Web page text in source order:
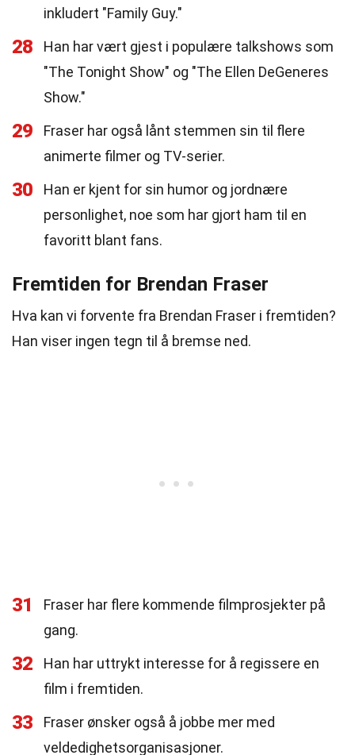
inkludert "Family Guy."
28
Han har vært gjest i populære talkshows som
"The Tonight Show" og "The Ellen DeGeneres
Show."
29
Fraser har også lånt stemmen sin til flere
animerte filmer og TV-serier.
30
Han er kjent for sin humor og jordnære
personlighet, noe som har gjort ham til en
favoritt blant fans.
Fremtiden for Brendan Fraser
Hva kan vi forvente fra Brendan Fraser i fremtiden?
Han viser ingen tegn til å bremse ned.
31
Fraser har flere kommende filmprosjekter på
gang.
32
Han har uttrykt interesse for å regissere en
film i fremtiden.
33
Fraser ønsker også å jobbe mer med
veldedighetsorganisasjoner.